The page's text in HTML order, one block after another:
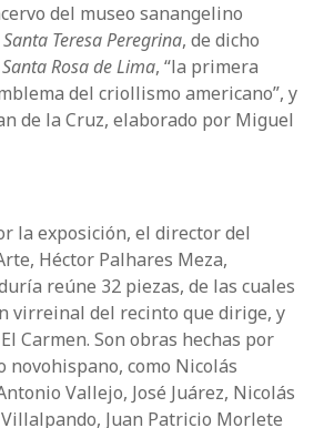
del museo sanangelino
Santa Teresa Peregrina, de dicho
Santa Rosa de Lima, “la primera
del criollismo americano”, y
de la Cruz, elaborado por Miguel
la exposición, el director del
Héctor Palhares Meza,
reúne 32 piezas, de las cuales
virreinal del recinto que dirige, y
Carmen. Son obras hechas por
novohispano, como Nicolás
Vallejo, José Juárez, Nicolás
Juan Patricio Morlete